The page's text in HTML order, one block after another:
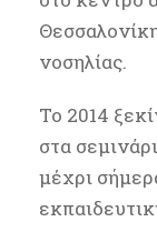
νοσηλίας.
Το 2014
στα
μέχρι